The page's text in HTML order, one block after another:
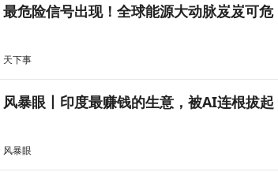
最危险信号出现！全球能源大动脉岌岌可危
天下事
风暴眼丨印度最赚钱的生意，被AI连根拔起
风暴眼